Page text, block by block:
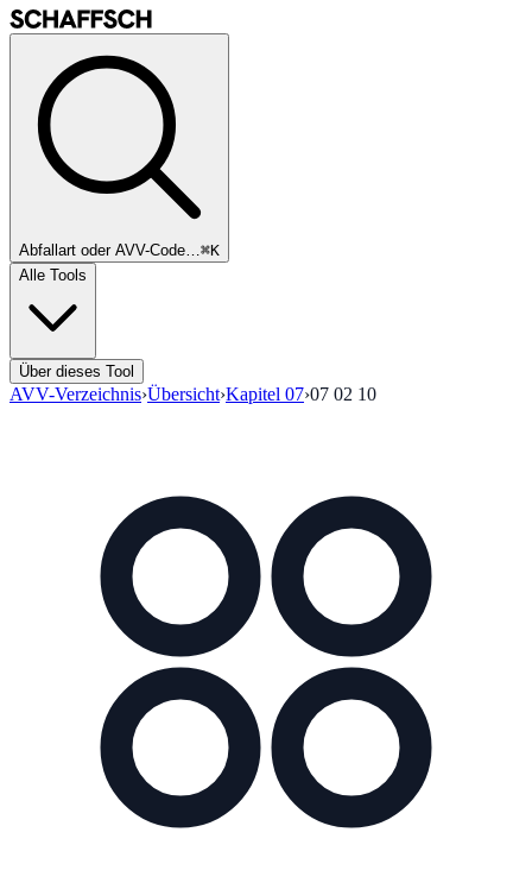
Abfallart oder AVV-Code…⌘K
Alle Tools
Über dieses Tool
AVV-Verzeichnis›Übersicht›Kapitel 07›07 02 10